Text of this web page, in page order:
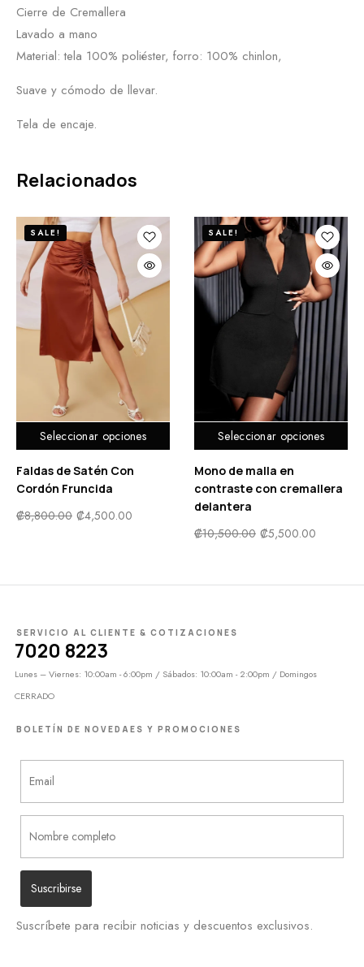
Cierre de Cremallera
Lavado a mano
Material: tela 100% poliéster, forro: 100% chinlon,
Suave y cómodo de llevar.
Tela de encaje.
Relacionados
Seleccionar opciones
SALE!
Faldas de Satén Con
Cordón Fruncida
₡8,800.00 ₡4,500.00
Seleccionar opciones
SALE!
Mono de malla en
contraste con cremallera
delantera
₡10,500.00 ₡5,500.00
SERVICIO AL CLIENTE & COTIZACIONES
7020 8223
Lunes – Viernes: 10:00am - 6:00pm / Sábados: 10:00am - 2:00pm / Domingos
CERRADO
BOLETÍN DE NOVEDAES Y PROMOCIONES
Suscríbete para recibir noticias y descuentos exclusivos.